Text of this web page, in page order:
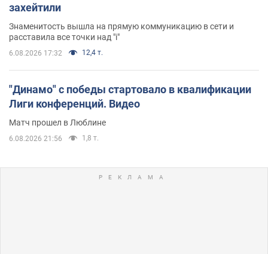
захейтили
Знаменитость вышла на прямую коммуникацию в сети и
расставила все точки над "i"
6.08.2026 17:32 12,4 т.
"Динамо" с победы стартовало в квалификации
Лиги конференций. Видео
Матч прошел в Люблине
6.08.2026 21:56 1,8 т.